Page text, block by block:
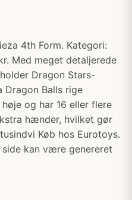
4th Form. Kategori:
Med meget detaljerede
Dragon Stars-
Dragon Balls rige
og har 16 eller flere
hænder, hvilket gør
Køb hos Eurotoys.
kan være genereret